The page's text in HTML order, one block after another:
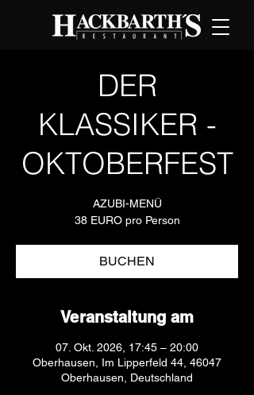
DER
KLASSIKER -
OKTOBERFEST
AZUBI-MENÜ
38 EURO pro Person
BUCHEN
Veranstaltung am
07. Okt. 2026, 17:45 – 20:00
Oberhausen, Im Lipperfeld 44, 46047
Oberhausen, Deutschland